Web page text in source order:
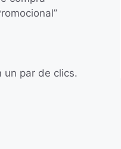
un par de clics.